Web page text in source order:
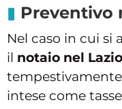
Preventivo
Nel caso in cui si
il notaio nel Lazio
intese come